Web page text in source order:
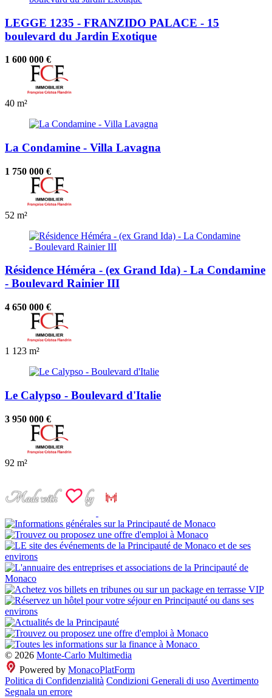
LEGGE 1235 - FRANZIDO PALACE - 15
boulevard du Jardin Exotique
1 600 000 €
40 m²
La Condamine - Villa Lavagna
1 750 000 €
52 m²
Résidence Héméra - (ex Grand Ida) - La Condamine
- Boulevard Rainier III
4 650 000 €
1 123 m²
Le Calypso - Boulevard d'Italie
3 950 000 €
92 m²
© 2026 Monte-Carlo Multimedia
Powered by MonacoPlatForm
Politica di Confidenzialità Condizioni Generali di uso Avertimento
Segnala un errore